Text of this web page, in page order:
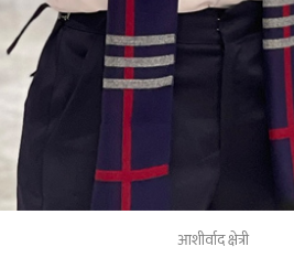
आशीर्वाद क्षेत्री